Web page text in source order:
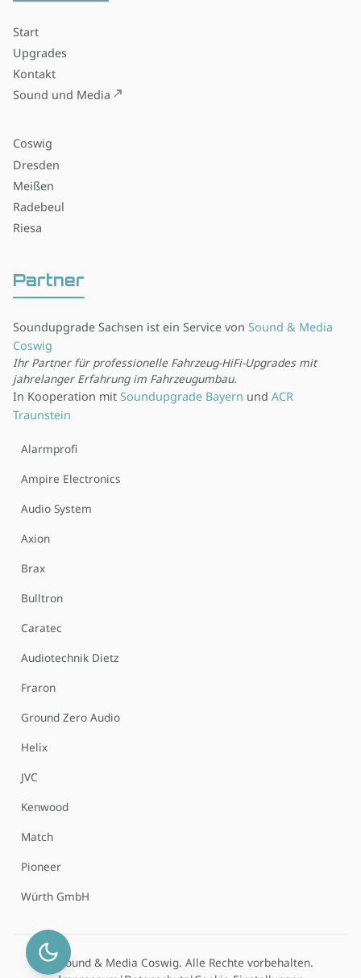
Start
Upgrades
Kontakt
Sound und Media
Coswig
Dresden
Meißen
Radebeul
Riesa
Partner
Soundupgrade Sachsen ist ein Service von Sound & Media
Coswig
Ihr Partner für professionelle Fahrzeug-HiFi-Upgrades mit
jahrelanger Erfahrung im Fahrzeugumbau.
In Kooperation mit Soundupgrade Bayern und ACR
Traunstein
Alarmprofi
Ampire Electronics
Audio System
Axion
Brax
Bulltron
Caratec
Audiotechnik Dietz
Fraron
Ground Zero Audio
Helix
JVC
Kenwood
Match
Pioneer
Würth GmbH
© Sound & Media Coswig. Alle Rechte vorbehalten.